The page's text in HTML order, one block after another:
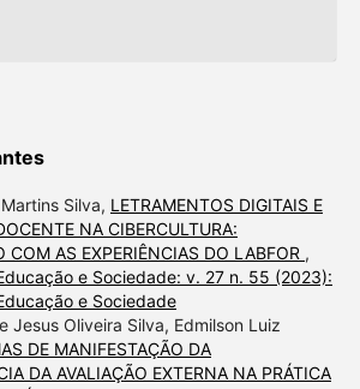
Silva, LETRAMENTOS DIGITAIS E
NA CIBERCULTURA:
COM AS EXPERIÊNCIAS DO LABFOR ,
e Sociedade: v. 27 n. 55 (2023):
e Sociedade
Jesus Oliveira Silva, Edmilson Luiz
DE MANIFESTAÇÃO DA
DA AVALIAÇÃO EXTERNA NA PRÁTICA